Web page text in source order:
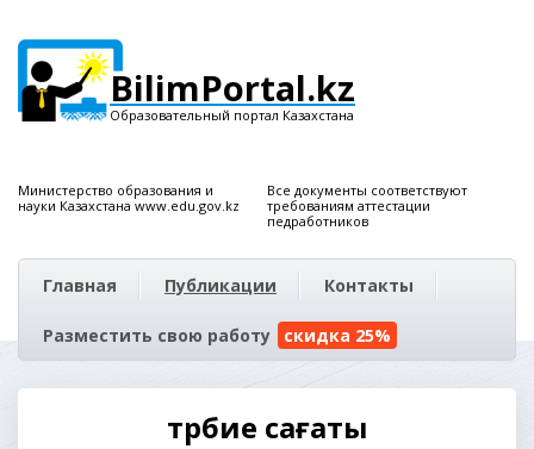
BilimPortal.kz
Образовательный портал Казахстана
Министерство образования и
науки Казахстана www.edu.gov.kz
Все документы соответствуют
требованиям аттестации
педработников
Главная Публикации Контакты
Разместить свою работу скидка 25%
тәрбие сағаты